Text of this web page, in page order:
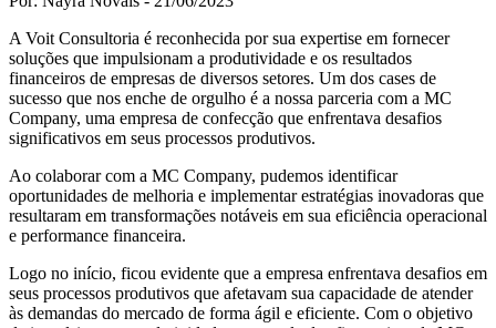
A Voit Consultoria é reconhecida por sua expertise em fornecer
soluções que impulsionam a produtividade e os resultados
financeiros de empresas de diversos setores. Um dos cases de
sucesso que nos enche de orgulho é a nossa parceria com a MC
Company, uma empresa de confecção que enfrentava desafios
significativos em seus processos produtivos.
Ao colaborar com a MC Company, pudemos identificar
oportunidades de melhoria e implementar estratégias inovadoras que
resultaram em transformações notáveis em sua eficiência operacional
e performance financeira.
Logo no início, ficou evidente que a empresa enfrentava desafios em
seus processos produtivos que afetavam sua capacidade de atender
às demandas do mercado de forma ágil e eficiente. Com o objetivo